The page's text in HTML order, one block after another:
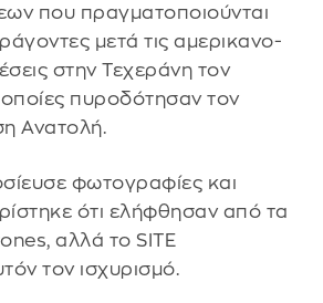
που πραγματοποιούνται
μετά τις αμερικανο-
στην Τεχεράνη τον
πυροδότησαν τον
Ανατολή.
φωτογραφίες και
ότι ελήφθησαν από τα
αλλά το SITE
τον ισχυρισμό.